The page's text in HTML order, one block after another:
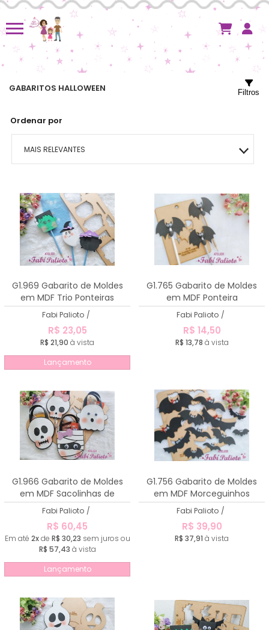
GABARITOS HALLOWEEN
Ordenar por
MAIS RELEVANTES
MENOR PREÇO
MAIOR PREÇO
Filtros
G1.969 Gabarito de Moldes
em MDF Trio Ponteiras
Boooooo
Fabi Palioto /
R$ 23,05
R$ 21,90 à vista
Lançamento
G1.765 Gabarito de Moldes
em MDF Ponteira
Morceguinho
Fabi Palioto /
R$ 14,50
R$ 13,78 à vista
G1.966 Gabarito de Moldes
em MDF Sacolinhas de
Halloween 2
Fabi Palioto /
R$ 60,45
Em até 2xde R$ 30,23 sem juros ou
R$ 57,43 à vista
Lançamento
G1.756 Gabarito de Moldes
em MDF Morceguinhos
Fabi Palioto /
R$ 39,90
R$ 37,91 à vista